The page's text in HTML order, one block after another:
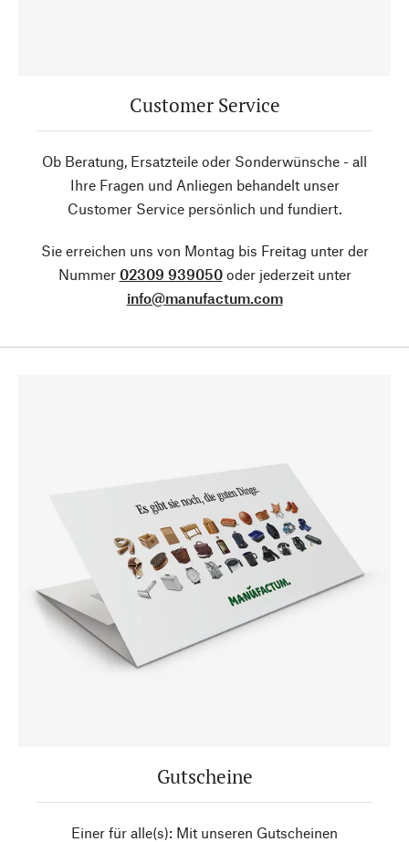
Customer Service
Ob Beratung, Ersatzteile oder Sonderwünsche - all
Ihre Fragen und Anliegen behandelt unser
Customer Service persönlich und fundiert.
Sie erreichen uns von Montag bis Freitag unter der
Nummer 02309 939050oder jederzeit unter
info@manufactum.com
Gutscheine
Einer für alle(s): Mit unseren Gutscheinen